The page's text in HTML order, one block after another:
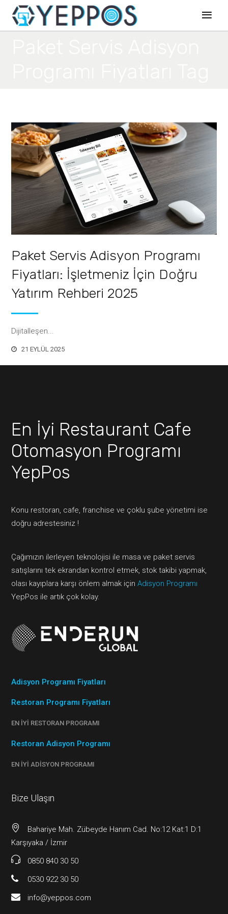
Paket Servis Adisyon Programı
Fiyatları: İşletmeniz İçin Doğru
Yatırım Rehberi 2025
Dijitalleşen...
21 EYLÜL 2025
En İyi Restaurant Cafe
Otomasyon Programı
YepPos
Konu restoran, cafe, franchise ve çoklu şube yönetimi ise
doğru adrestesiniz !
Çağımızın ilerleyen teknolojisi ile masa ve paket servis
satışlarını tek ekrandan kontrol etmek, stok takibi yapmak,
olası kayıplara karşı önlem almak içinAdisyon Programı
YepPos ile artık çok kolay.
Adisyon Programı Fiyatları
Restoran Programı Fiyatları
EN İYI RESTORAN PROGRAMI
Restoran Adisyon Programı
EN İYI ADISYON PROGRAMI
Bize Ulaşın
Bahariye Mah. Zübeyde Hanım Cad. No:12 Kat:1 D:1
Karşıyaka / İzmir
0850 840 30 50
0530 922 30 50
info@yeppos.com